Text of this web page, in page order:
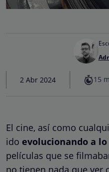
2 Abr 2024 15
El cine, así como
ido evolucionando a
películas que se
no tienen nada que ver